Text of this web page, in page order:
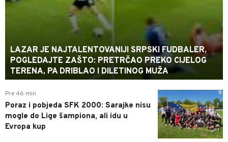
LAZAR JE NAJTALENTOVANIJI SRPSKI FUDBALER,
POGLEDAJTE ZAŠTO: PRETRČAO PREKO CIJELOG
TERENA, PA DRIBLAO I DILETINOG MUŽA
0
Pre 46 min
Poraz i pobjeda SFK 2000: Sarajke nisu
mogle do Lige šampiona, ali idu u
Evropa kup